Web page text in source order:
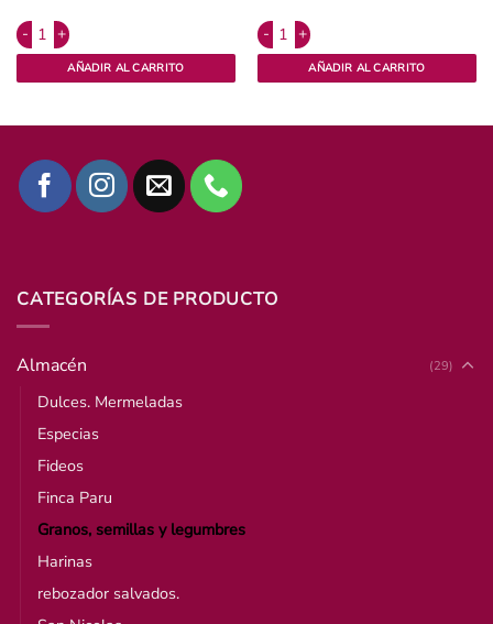
Harina blanca de Trigo 000 Don Paisa por 1k. cantidad
AÑADIR AL CARRITO
Fideos de Arroz para sopa por 300
AÑADIR AL CARRITO
con limón. cantidad
CATEGORÍAS DE PRODUCTO
Almacén (29)
Dulces. Mermeladas
Especias
Fideos
Finca Paru
Granos, semillas y legumbres
Harinas
rebozador salvados.